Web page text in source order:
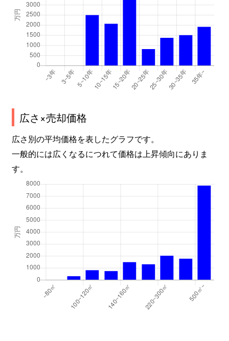
広さ×売却価格
広さ別の平均価格を表したグラフです。
一般的には広くなるにつれて価格は上昇傾向にありま
す。